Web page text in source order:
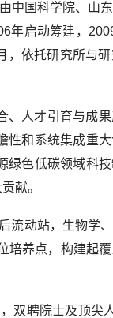
中国科学院、山
年启动筹建，
依托研究所与
人才引育与成
性和系统集成重
色低碳领域科
献。
流动站，生物学
培养点，构建起
双聘院士及顶尖